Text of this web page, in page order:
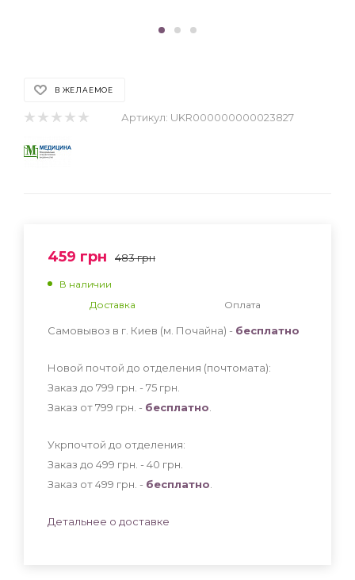
В ЖЕЛАЕМОЕ
Артикул: UKR000000000023827
459 грн 483грн
В наличии
Доставка
Оплата
Самовывоз в г. Киев (м. Почайна) - бесплатно
Новой почтой до отделения (почтомата):
Заказ до 799 грн. - 75 грн
Заказ от 799 грн. - бесплатно
Укрпочтой до отделения:
Заказ до 499 грн. - 40 грн
Заказ от 499 грн. - бесплатно
Детальнее о доставке